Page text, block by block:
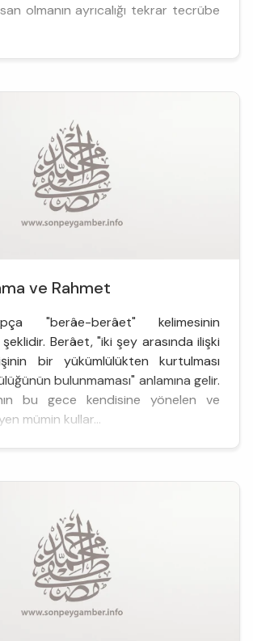
olmanın ayrıcalığı tekrar tecrübe
ilerleyen bir yolculuğa başlar. Bu
ve Rahmet
"berâe-berâet" kelimesinin
Berâet, "iki şey arasında ilişki
bir yükümlülükten kurtulması
bulunmaması" anlamına gelir.
bu gece kendisine yönelen ve
mümin kullar...